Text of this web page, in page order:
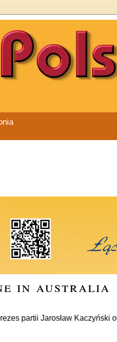
in australia
Jarosław Kaczyński